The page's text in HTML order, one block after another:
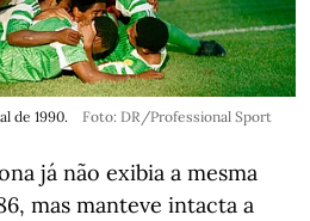
de 1990. Foto: DR/Professional Sport
já não exibia a mesma
mas manteve intacta a